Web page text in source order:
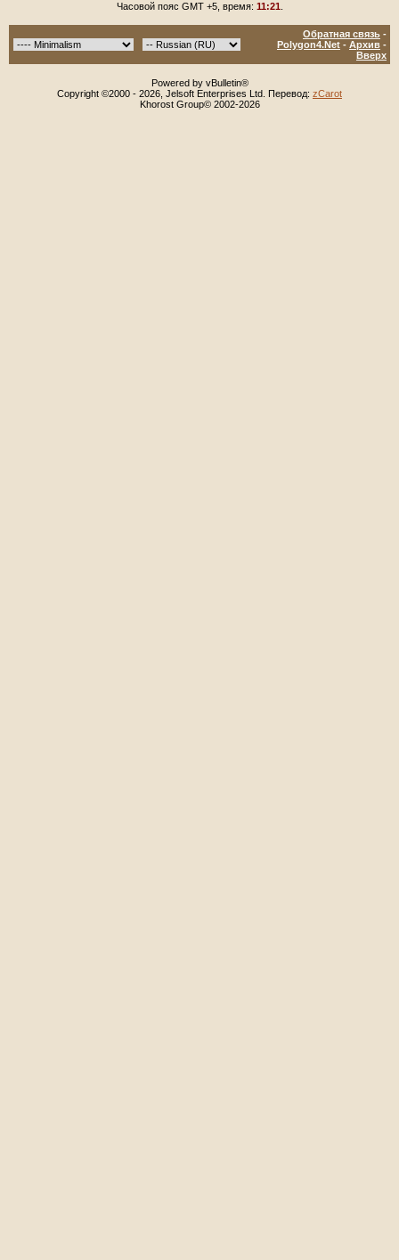
Часовой пояс GMT +5, время: 11:21
Обратная связь -
Polygon4.Net - Архив -
Вверх
Powered by vBulletin®
Copyright ©2000 - 2026, Jelsoft Enterprises Ltd. Перевод: zCarot
Khorost Group© 2002-2026